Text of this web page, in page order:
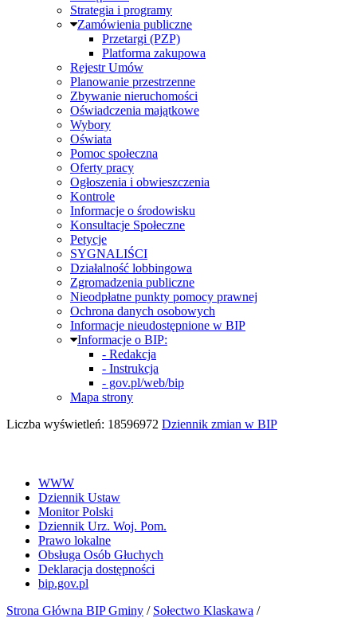
Strategia i programy
Zamówienia publiczne
Przetargi (PZP)
Platforma zakupowa
Rejestr Umów
Planowanie przestrzenne
Zbywanie nieruchomości
Oświadczenia majątkowe
Wybory
Oświata
Pomoc społeczna
Oferty pracy
Ogłoszenia i obwieszczenia
Kontrole
Informacje o środowisku
Konsultacje Społeczne
Petycje
SYGNALIŚCI
Działalność lobbingowa
Zgromadzenia publiczne
Nieodpłatne punkty pomocy prawnej
Ochrona danych osobowych
Informacje nieudostępnione w BIP
Informacje o BIP:
- Redakcja
- Instrukcja
- gov.pl/web/bip
Mapa strony
Liczba wyświetleń: 18596972 Dziennik zmian w BIP
WWW
Dziennik Ustaw
Monitor Polski
Dziennik Urz. Woj. Pom.
Prawo lokalne
Obsługa Osób Głuchych
Deklaracja dostępności
bip.gov.pl
Strona Główna BIP Gminy / Sołectwo Klaskawa /